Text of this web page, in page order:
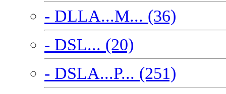
- DLLA...M... (36)
- DSL... (20)
- DSLA...P... (251)